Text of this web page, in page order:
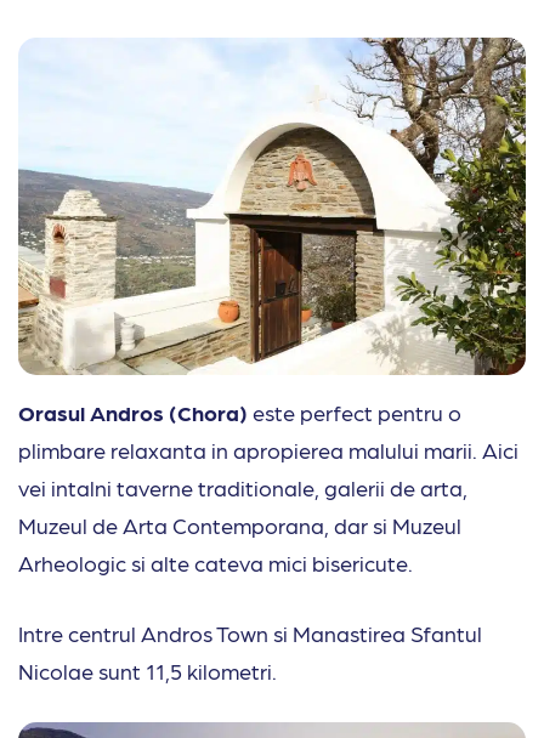
Orasul Andros (Chora) este perfect pentru o
plimbare relaxanta in apropierea malului marii. Aici
vei intalni taverne traditionale, galerii de arta,
Muzeul de Arta Contemporana, dar si Muzeul
Arheologic si alte cateva mici bisericute.
Intre centrul Andros Town si Manastirea Sfantul
Nicolae sunt 11,5 kilometri.